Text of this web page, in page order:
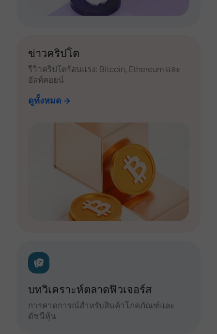
ข่าวคริปโต
รีวิวคริปโตร้อนแรง: Bitcoin, Ethereum และ
อัลท์คอยน์
ดูทั้งหมด
บทวิเคราะห์ตลาดฟิวเจอร์ส
การคาดการณ์สำหรับสินค้าโภคภัณฑ์และ
ดัชนีหุ้น